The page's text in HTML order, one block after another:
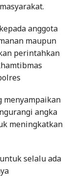
anggota
maupun
perintahkan
menyampaikan
angka
meningkatkan
selalu ada